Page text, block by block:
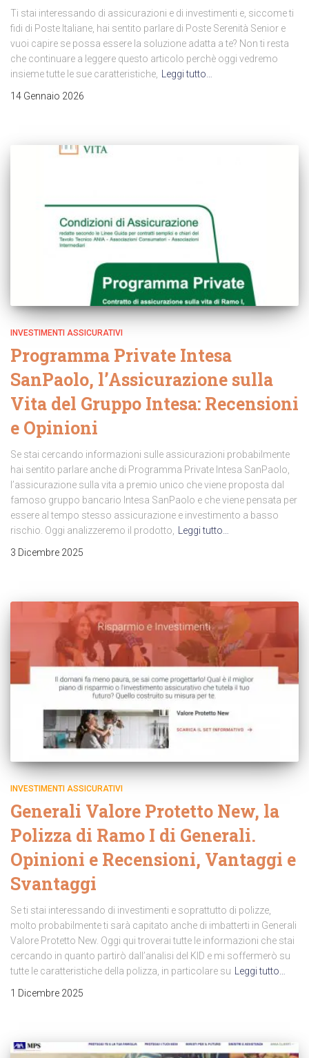
Ti stai interessando di assicurazioni e di investimenti e, siccome ti
fidi di Poste Italiane, hai sentito parlare di Poste Serenità Senior e
vuoi capire se possa essere la soluzione adatta a te? Non ti resta
che continuare a leggere questo articolo perchè oggi vedremo
insieme tutte le sue caratteristiche, Leggi tutto…
14 Gennaio 2026
INVESTIMENTI ASSICURATIVI
Programma Private Intesa
SanPaolo, l’Assicurazione sulla
Vita del Gruppo Intesa: Recensioni
e Opinioni
Se stai cercando informazioni sulle assicurazioni probabilmente
hai sentito parlare anche di Programma Private Intesa SanPaolo,
l’assicurazione sulla vita a premio unico che viene proposta dal
famoso gruppo bancario Intesa SanPaolo e che viene pensata per
essere al tempo stesso assicurazione e investimento a basso
rischio. Oggi analizzeremo il prodotto,
Leggi tutto…
3 Dicembre 2025
INVESTIMENTI ASSICURATIVI
Generali Valore Protetto New, la
Polizza di Ramo I di Generali.
Opinioni e Recensioni, Vantaggi e
Svantaggi
Se ti stai interessando di investimenti e soprattutto di polizze,
molto probabilmente ti sarà capitato anche di imbatterti in Generali
Valore Protetto New. Oggi qui troverai tutte le informazioni che stai
cercando in quanto partirò dall’analisi del KID e mi soffermerò su
tutte le caratteristiche della polizza, in particolare su
Leggi tutto…
1 Dicembre 2025